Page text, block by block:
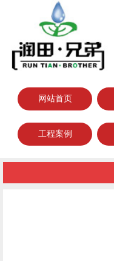
网站首页
工程案例